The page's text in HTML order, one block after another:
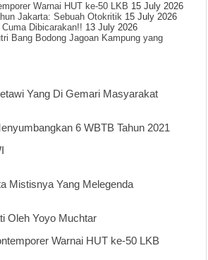
Warnai HUT ke-50 LKB 15 July 2026
Jakarta: Sebuah Otokritik 15 July 2026
Dibicarakan!! 13 July 2026
Bang Bodong Jagoan Kampung yang
Yang Di Gemari Masyarakat
6 WBTB Tahun 2021
Mistisnya Yang Melegenda
Oleh Yoyo Muchtar
Warnai HUT ke-50 LKB